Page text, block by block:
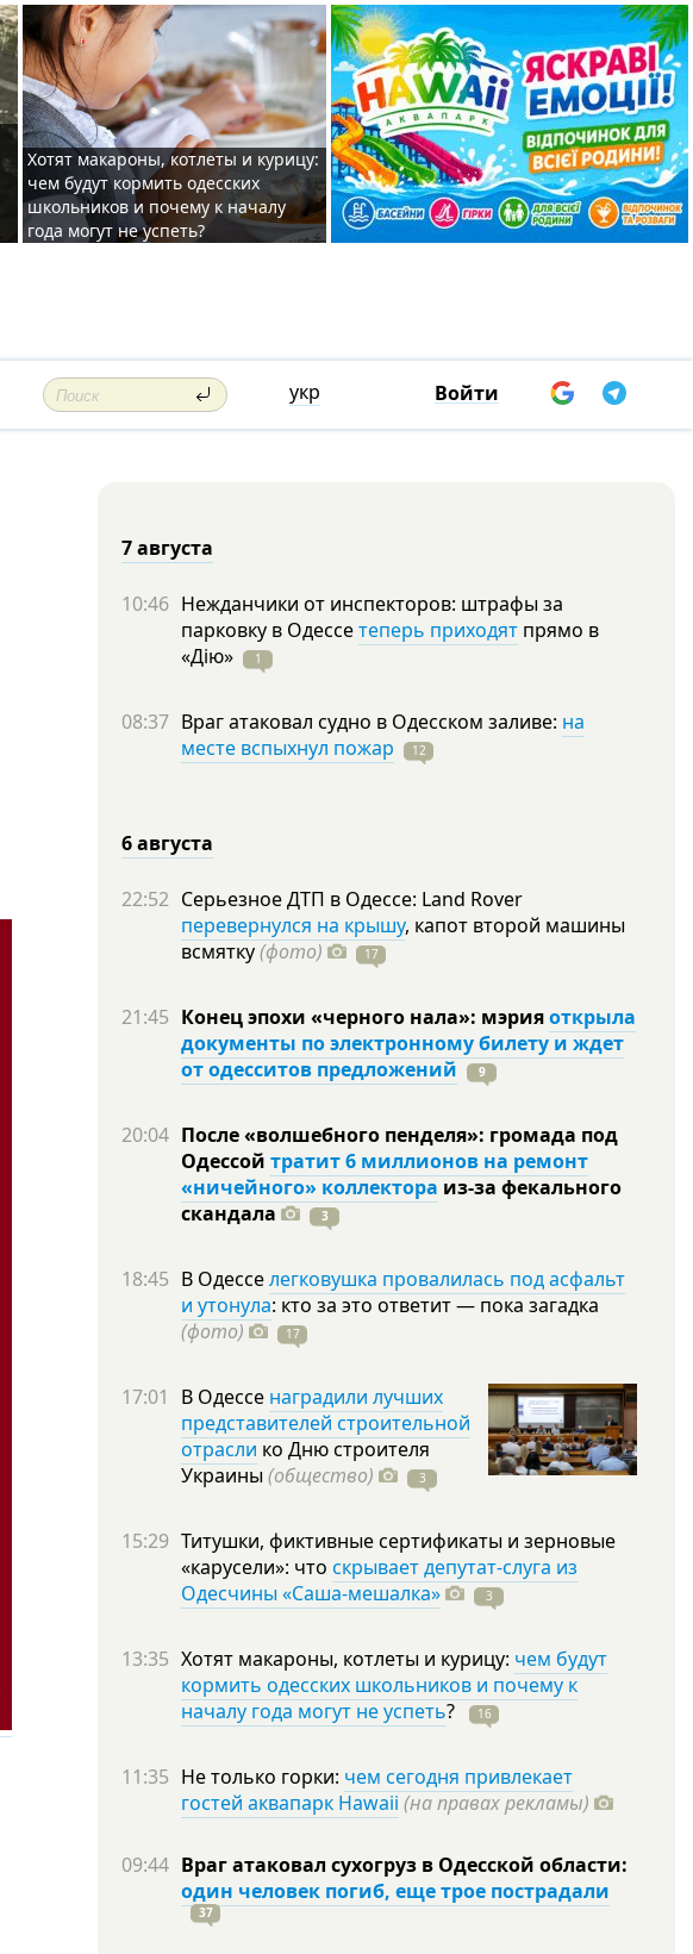
Хотят макароны, котлеты и курицу:
чем будут кормить одесских
школьников и почему к началу
года могут не успеть?
укр Войти
7 августа
10:46 Нежданчики от инспекторов: штрафы за
парковку в Одессетеперь приходят прямо в
«Дію»
1
08:37 Враг атаковал судно в Одесском заливе: на
месте вспыхнул пожар
12
6 августа
22:52 Серьезное ДТП в Одессе: Land Rover
перевернулся на крышу, капот второй машины
всмятку(фото) 17
21:45 Конец эпохи «черного нала»: мэрияоткрыла
документы по электронному билету и ждет
от одесситов предложений
9
20:04 После «волшебного пенделя»: громада под
Одессой тратит 6 миллионов на ремонт
«ничейного» коллектора из-за фекального
скандала
3
18:45 В Одесселегковушка провалилась под асфальт
и утонула: кто за это ответит — пока загадка
(фото)
17
17:01 В Одессе наградили лучших
представителей строительной
отрасли ко Дню строителя
Украины (общество) 3
15:29 Титушки, фиктивные сертификаты и зерновые
«карусели»: что скрывает депутат-слуга из
Одесчины «Саша-мешалка»
3
13:35 Хотят макароны, котлеты и курицу: чем будут
кормить одесских школьников и почему к
началу года могут не успеть? 16
11:35 Не только горки: чем сегодня привлекает
гостей аквапарк Hawaii (на правах рекламы)
09:44 Враг атаковал сухогруз в Одесской области:
один человек погиб, еще трое пострадали
37